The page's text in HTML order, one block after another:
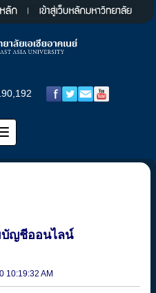
บัญชีออนไลน์
10:19:32 AM